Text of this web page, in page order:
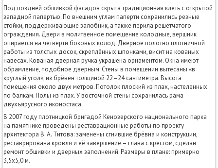
Под поздней обшивкой фасадов скрыта традиционная клеть с открытой
западной папертью. По внешним углам паперти сохранились резные
стойки, поддерживающие залобник, а также перила решётчатого
ограждения. Двери в молитвенное помещение колодные, вершник
опирается на четверти боковых колод. Дверное полотно плотничной
работы из толстых досок, скреплённых шпонками, висит на кованых
навесах. Кованая дверная ручка украшена орнаментом. Окна имеют
обрамление, подобное дверным. Стены в помещении вытесаны «в
круглый угол», из брёвен толщиной 22–24 сантиметра. Высота
помещения около двух метров. Потолок плоский из плах, настеленных
по балкам. Полы из плах. У восточной стены сохранилась рама
двухъярусного иконостаса.
В 2007 году плотницкой бригадой Кенозерского национального парка
на памятнике проведены реставрационные работы по проекту
архитектора В. А. Титова: заменены сгнившие брёвна и конструкции,
реставрирована кровля и её завершение – глава с крестом, сделан
ремонт обшивки и дверных заполнений. Размеры в плане: примерно
3,5х5,0 м.